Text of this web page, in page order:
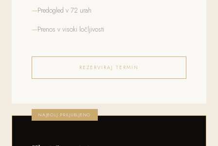
Predogled v 72 urah
Prenos v visoki ločljivosti
REZERVIRAJ TERMIN
NAJBOLJ PRILJUBLJENO